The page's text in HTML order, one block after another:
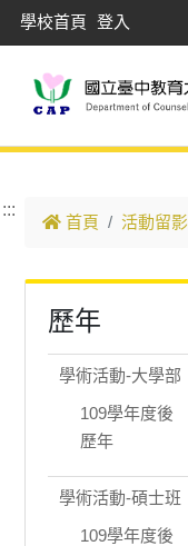
學校首頁 登入
跳到主要內容
:::
首頁 活動留影
歷年
學術活動-大學部
109學年度後
歷年
學術活動-碩士班
109學年度後